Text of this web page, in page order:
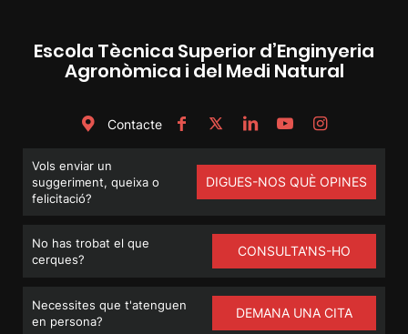
Escola Tècnica Superior d’Enginyeria
Agronòmica i del Medi Natural
Contacte
Vols enviar un
suggeriment, queixa o
felicitació?
DIGUES-NOS QUÈ OPINES
No has trobat el que
cerques?
CONSULTA'NS-HO
Necessites que t'atenguen
en persona?
DEMANA UNA CITA